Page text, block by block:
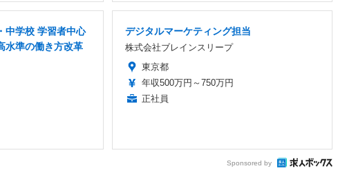
中学校 学習者中心
水準の働き方改革
デジタルマーケティング担当
株式会社ブレインスリープ
東京都
年収500万円～750万円
正社員
Sponsored by